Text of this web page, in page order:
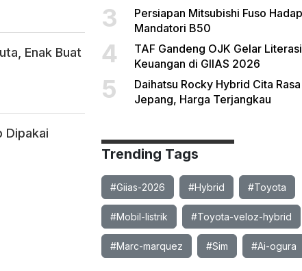
Enak Buat
Dipakai
3
Persiapan Mitsubishi Fuso
Mandatori B50
4
TAF Gandeng OJK Gelar Literasi
Keuangan di GIIAS 2026
5
Daihatsu Rocky Hybrid Cita Rasa
Jepang, Harga Terjangkau
Trending Tags
#Giias-2026 #Hybrid #Toyota
#Mobil-listrik #Toyota-veloz-hybrid
#Marc-marquez #Sim #Ai-ogura